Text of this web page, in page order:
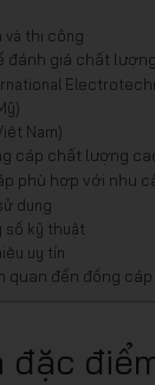
và thi công
đánh giá chất
Nam)
cáp chất lượng
phù hợp với nhu
dụng
số kỹ thuật
uy tín
quan đến đồng cáp
đặc